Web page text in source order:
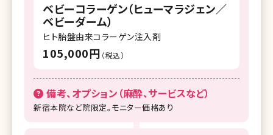
ベビーコラーゲン（ヒューマラジェン／
ベビーダーム）
ヒト胎盤由来コラーゲン注入剤
105,000円 （税込）
備考、オプション（麻酔、サービスなど）
新宿本院など院限定。モニター価格あり